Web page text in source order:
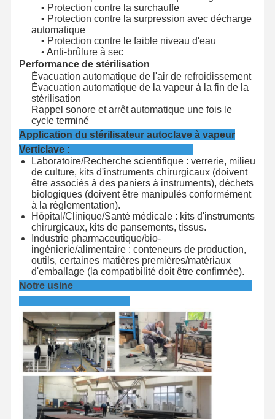
• Protection contre la surchauffe
• Protection contre la surpression avec décharge
automatique
• Protection contre le faible niveau d'eau
• Anti-brûlure à sec
Performance de stérilisation
Évacuation automatique de l'air de refroidissement
Évacuation automatique de la vapeur à la fin de la
stérilisation
Rappel sonore et arrêt automatique une fois le
cycle terminé
Application du stérilisateur autoclave à vapeur
Verticlave :
Laboratoire/Recherche scientifique : verrerie, milieu
de culture, kits d'instruments chirurgicaux (doivent
être associés à des paniers à instruments), déchets
biologiques (doivent être manipulés conformément
à la réglementation).
Hôpital/Clinique/Santé médicale : kits d'instruments
chirurgicaux, kits de pansements, tissus.
Industrie pharmaceutique/bio-
ingénierie/alimentaire : conteneurs de production,
outils, certaines matières premières/matériaux
d'emballage (la compatibilité doit être confirmée).
Notre usine